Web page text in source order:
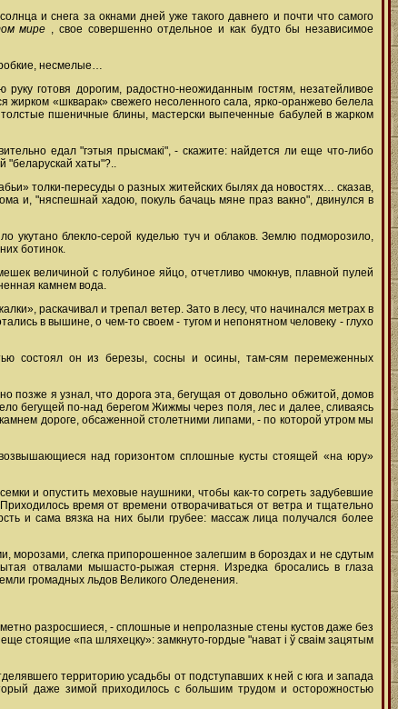
и снега за окнами дней уже такого давнего и почти что самого
мире , свое совершенно отдельное и как будто бы независимое
несмелые…
готовя дорогим, радостно-неожиданным гостям, незатейливое
жирком «шкварак» свежего несоленного сала, ярко-оранжево белела
пшеничные блины, мастерски выпеченные бабулей в жарком
едал "гэтыя прысмакі", - скажите: найдется ли еще что-либо
"беларускай хаты"?..
толки-пересуды о разных житейских былях да новостях… сказав,
и, "няспешнай хадою, покуль бачаць мяне праз вакно", двинулся в
блекло-серой куделью туч и облаков. Землю подморозило,
ботинок.
величиной с голубиное яйцо, отчетливо чмокнув, плавной пулей
камнем вода.
раскачивал и трепал ветер. Зато в лесу, что начинался метрах в
в вышине, о чем-то своем - тугом и непонятном человеку - глухо
состоял он из березы, сосны и осины, там-сям перемеженных
позже я узнал, что дорога эта, бегущая от довольно обжитой, домов
бегущей по-над берегом Жижмы через поля, лес и далее, сливаясь
дороге, обсаженной столетними липами, - по которой утром мы
над горизонтом сплошные кусты стоящей «на юру»
и опустить меховые наушники, чтобы как-то согреть задубевшие
время от времени отворачиваться от ветра и тщательно
и сама вязка на них были грубее: массаж лица получался более
морозами, слегка припорошенное залегшим в бороздах и не сдутым
отвалами мышасто-рыжая стерня. Изредка бросались в глаза
громадных льдов Великого Оледенения.
разросшиеся, - сплошные и непролазные стены кустов даже без
стоящие «па шляхецку»: замкнуто-гордые "нават і ў сваім зацятым
территорию усадьбы от подступавших к ней с юга и запада
даже зимой приходилось с большим трудом и осторожностью